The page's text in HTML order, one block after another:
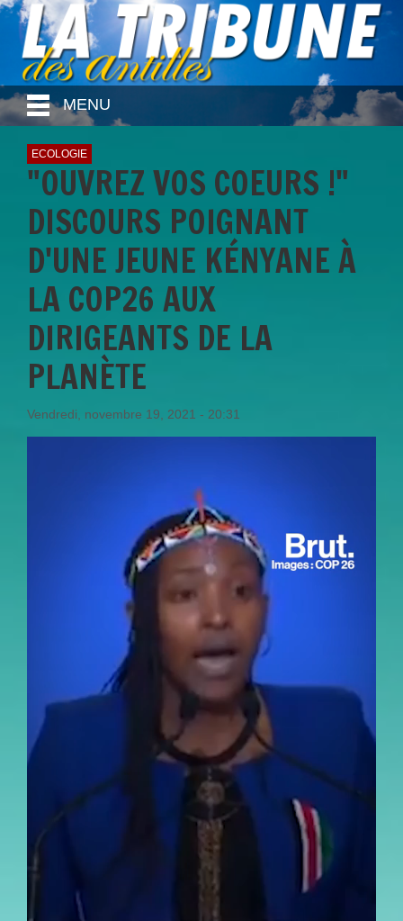
MENU
ECOLOGIE
"OUVREZ VOS COEURS !"
DISCOURS POIGNANT
D'UNE JEUNE KÉNYANE À
LA COP26 AUX
DIRIGEANTS DE LA
PLANÈTE
Vendredi, novembre 19, 2021 - 20:31